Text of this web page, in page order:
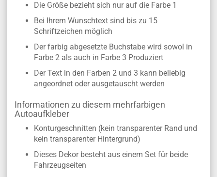
Die Größe bezieht sich nur auf die Farbe 1
Bei Ihrem Wunschtext sind bis zu 15
Schriftzeichen möglich
Der farbig abgesetzte Buchstabe wird sowol in
Farbe 2 als auch in Farbe 3 Produziert
Der Text in den Farben 2 und 3 kann beliebig
angeordnet oder ausgetauscht werden
Informationen zu diesem mehrfarbigen
Autoaufkleber
Konturgeschnitten (kein transparenter Rand und
kein transparenter Hintergrund)
Dieses Dekor besteht aus einem Set für beide
Fahrzeugseiten